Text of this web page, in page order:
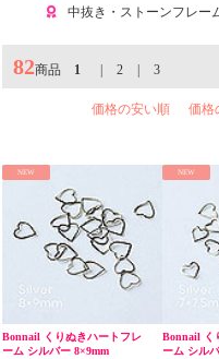
中抜き・ストーンフレー
82商品 1 2 3
価格の安い順 価格
NEW
Bonnail くりぬきハートフレ
ーム シルバー 8×9mm
NEW
Bonnail く
ーム シル